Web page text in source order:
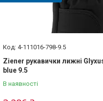
4-111016-798-9.5
Ziener рукавички лижні
blue 9.5
В наявності